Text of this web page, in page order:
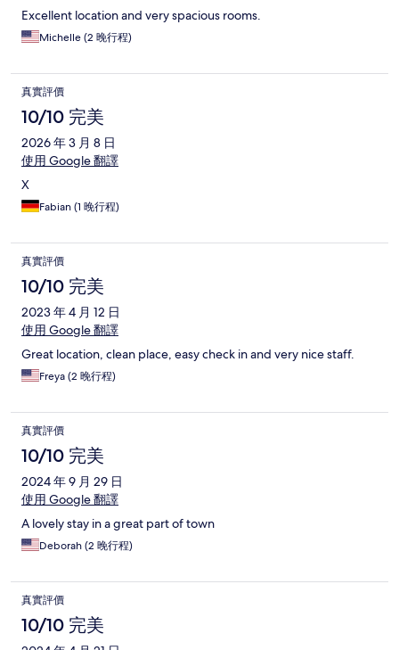
Excellent location and very spacious rooms.
Michelle (2 晚行程)
真實評價
10/10 完美
2026 年 3 月 8 日
使用 Google 翻譯
X
Fabian (1 晚行程)
真實評價
10/10 完美
2023 年 4 月 12 日
使用 Google 翻譯
Great location, clean place, easy check in and very nice staff.
Freya (2 晚行程)
真實評價
10/10 完美
2024 年 9 月 29 日
使用 Google 翻譯
A lovely stay in a great part of town
Deborah (2 晚行程)
真實評價
10/10 完美